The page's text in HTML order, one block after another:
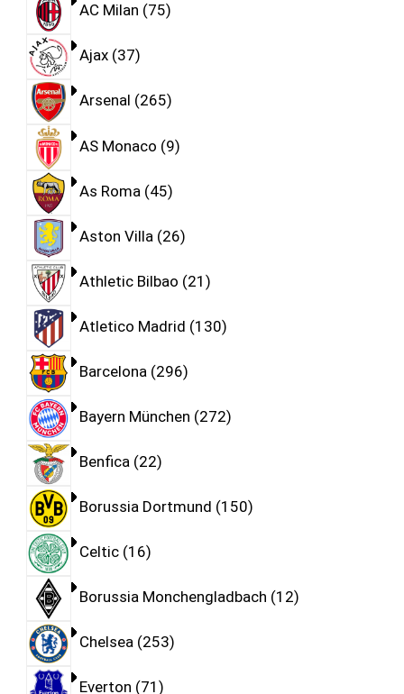
AC Milan 75
Ajax 37
Arsenal 265
AS Monaco 9
As Roma 45
Aston Villa 26
Athletic Bilbao 21
Atletico Madrid 130
Barcelona 296
Bayern München 272
Benfica 22
Borussia Dortmund 150
Celtic 16
Borussia Monchengladbach 12
Chelsea 253
Everton 71